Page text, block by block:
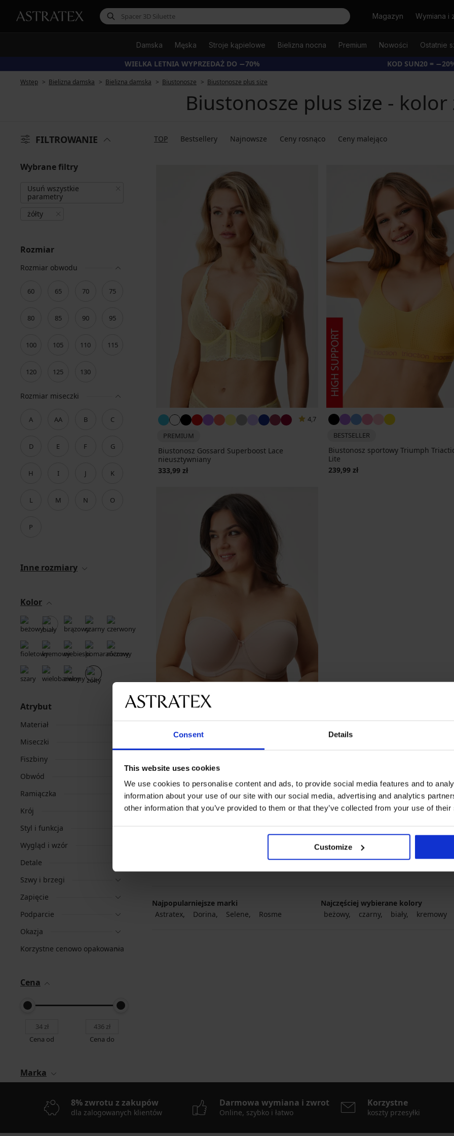
Consent Details
This website uses cookies
We use cookies to personalise content and ads, to provide social media features and to
information about your use of our site with our social media, advertising and analytics
other information that you’ve provided to them or that they’ve collected from your use of
Customize
SzukajMagazyn Wymiana i
Damska Męska Stroje kąpielowe Bielizna nocna Premium Nowości Ostatnie
WIELKA LETNIA WYPRZEDAŻ DO −70% KOD SUN20 =
Wstęp Bielizna damska Bielizna damska Biustonosze Biustonosze plus size
Biustonosze plus size - kolor
FILTROWANIE TOP Bestsellery Najnowsze Ceny rosnąco Ceny malejąco
Wybrane filtry
Usuń wszystkie
parametry
żółty
Rozmiar
Rozmiar obwodu
60 65 70 75
80 85 90 95
100 105 110 115
120 125 130
Rozmiar miseczki
A AA B C
D E F G
H I J K
L M N O
P
Inne rozmiary
Kolor
Atrybut
Materiał
Miseczki
Fiszbiny
Obwód
Ramiączka
Krój
Styl i funkcja
Wygląd i wzór
Detale
Szwy i brzegi
Zapięcie
Podparcie
Okazja
Korzystne cenowo opakowania
Cena
Cena od Cena do
Marka
4,7
PREMIUM
Biustonosz Gossard Superboost Lace
nieusztywniany
333,99 zł
BESTSELLER
Biustonosz sportowy Triumph
Lite
239,99 zł
Biustonosz usztywniany Elomi Smooth
383,99 zł
Najpopularniejsze marki
Astratex
Dorina Selene Rosme
Najczęściej wybierane kolory
beżowy
czarny biały kremowy
8% zwrotu z zakupów
dla zalogowanych klientów
Darmowa wymiana i zwrot
Online, szybko i łatwo
Korzystne
koszty przesyłki